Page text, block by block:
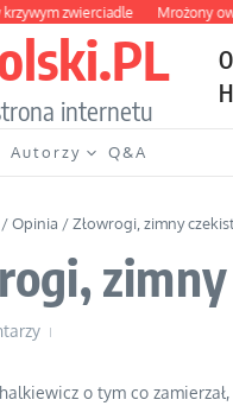
zwierciadle Mrożony
internetu
Autorzy Q&A
/Opinia /Złowrogi, zimny
o tym co